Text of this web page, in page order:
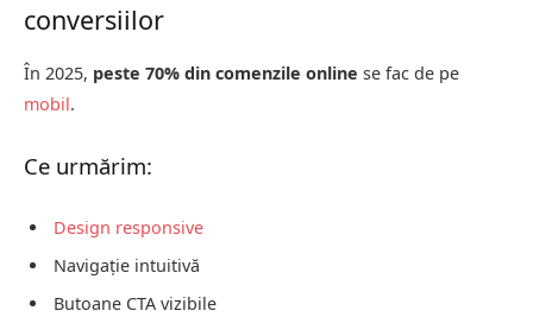
conversiilor
În 2025, peste 70% din comenzile online se fac de pe
mobil.
Ce urmărim:
Design responsive
Navigație intuitivă
Butoane CTA vizibile